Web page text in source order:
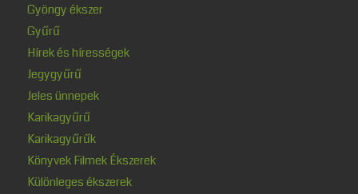
Gyöngy ékszer
Gyűrű
Hírek és hírességek
Jegygyűrű
Jeles ünnepek
Karikagyűrű
Karikagyűrűk
Könyvek Filmek Ékszerek
Különleges ékszerek